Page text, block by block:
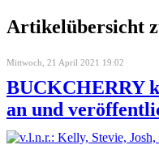
Artikelübersicht
Mittwoch, 21 April 2021 19:02
BUCKCHERRY
an und